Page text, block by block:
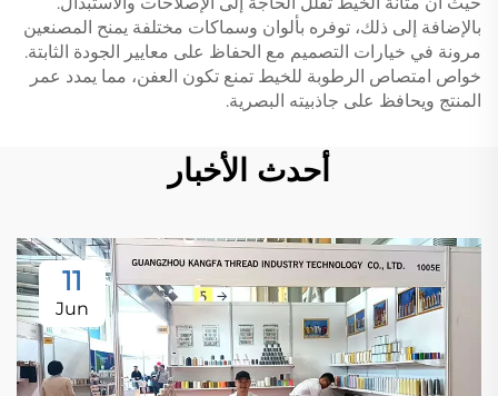
بالإضافة إلى ذلك، توفره بألوان وسماكات مختلفة يمنح المصنعين
مرونة في خيارات التصميم مع الحفاظ على معايير الجودة الثابتة.
خواص امتصاص الرطوبة للخيط تمنع تكون العفن، مما يمدد عمر
المنتج ويحافظ على جاذبيته البصرية.
أحدث الأخبار
11
Jun